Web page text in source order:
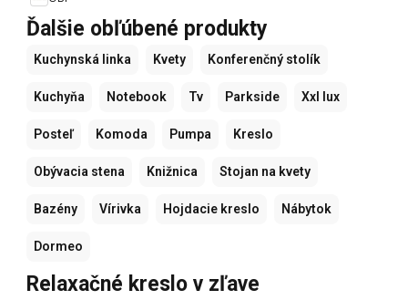
Ďalšie obľúbené produkty
Kuchynská linka Kvety Konferenčný stolík
Kuchyňa Notebook Tv Parkside Xxl lux
Posteľ Komoda Pumpa Kreslo
Obývacia stena Knižnica Stojan na kvety
Bazény Vírivka Hojdacie kreslo Nábytok
Dormeo
Relaxačné kreslo v zľave